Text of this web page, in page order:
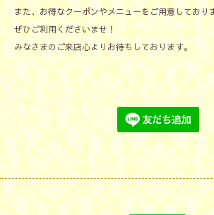
また、お得なクーポンやメニューをご用意しており
ぜひご利用くださいませ！
みなさまのご来店心よりお待ちしております。